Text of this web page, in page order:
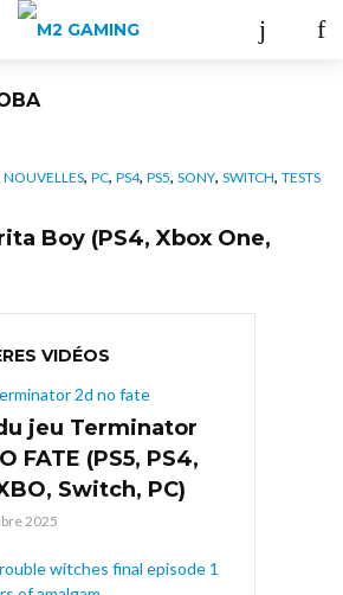
NOUVELLES, PC, PS4, PS5, SONY, SWITCH, TESTS
Boy (PS4, Xbox One,
VIDÉOS
jeu Terminator
FATE (PS5, PS4,
Switch, PC)
2025